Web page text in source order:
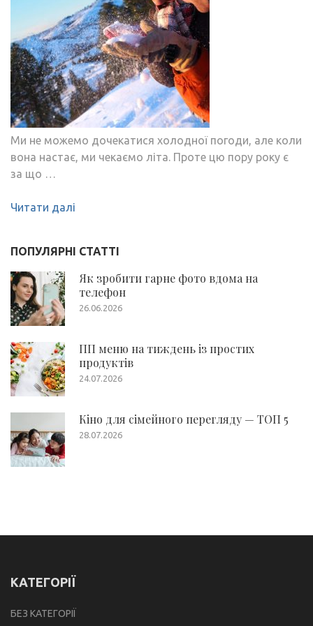
Ми не можемо дочекатися холодної погоди, але коли
вона настає, ми чекаємо літа. Проте цю пору року є
за що …
Читати далі
ПОПУЛЯРНІ СТАТТІ
Як зробити гарне фото вдома на
телефон
26.06.2026
ПП меню на тиждень із простих
продуктів
24.07.2026
Кіно для сімейного перегляду — ТОП 5
28.07.2026
КАТЕГОРІЇ
БЕЗ КАТЕГОРІЇ